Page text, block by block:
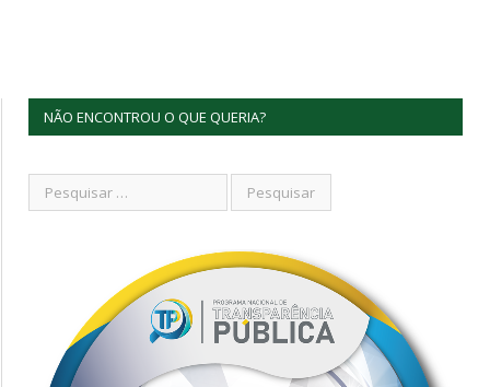
NÃO ENCONTROU O QUE QUERIA?